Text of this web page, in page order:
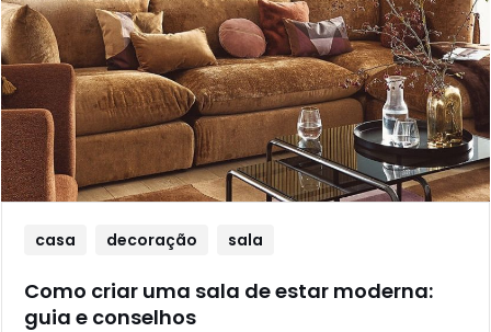
casa decoração sala
Como criar uma sala de estar moderna:
guia e conselhos